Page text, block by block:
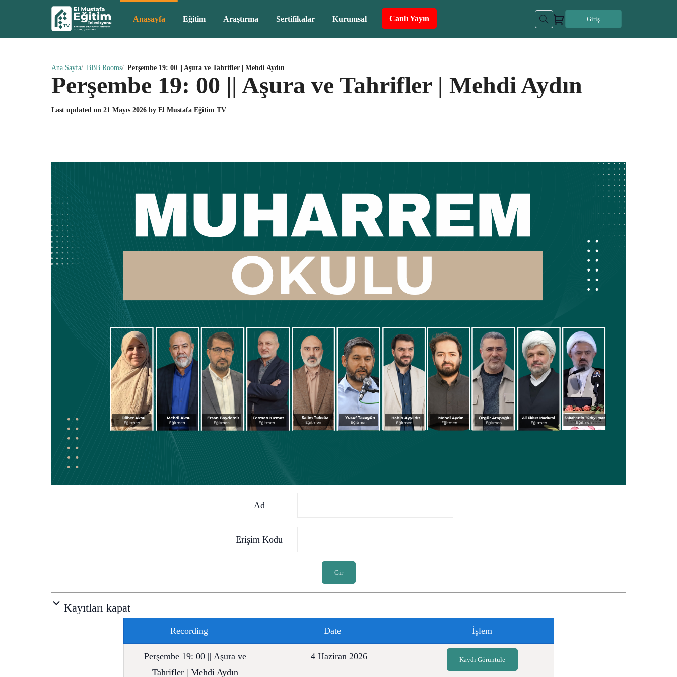
Anasayfa Eğitim Araştırma Sertifikalar Kurumsal Canlı Yayın Giriş
Ana Sayfa BBB Rooms Perşembe 19: 00 || Aşura ve Tahrifler | Mehdi Aydın
Perşembe 19: 00 || Aşura ve Tahrifler | Mehdi Aydın
Last updated on 21 Mayıs 2026 by El Mustafa Eğitim TV
Ad
Erişim Kodu
Gir
Kayıtları kapat
Recording Date İşlem
Perşembe 19: 00 || Aşura ve
Tahrifler | Mehdi Aydın
4 Haziran 2026 Kaydı Görüntüle